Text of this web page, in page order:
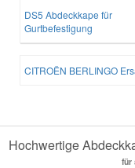
DS5 Abdeckkape für
Gurtbefestigung
CITROËN BERLINGO
Hochwertige
für